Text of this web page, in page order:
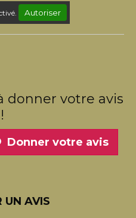
Autoriser
donner votre avis
!
Donner votre avis
UN AVIS